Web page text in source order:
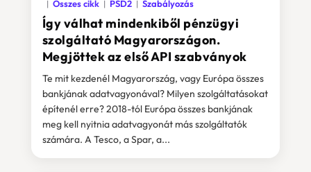
Így válhat mindenkiből pénzügyi
szolgáltató Magyarországon.
Megjöttek az első API szabványok
Összes cikk
PSD2 Szabályozás
Te mit kezdenél Magyarország, vagy Európa összes
bankjának adatvagyonával? Milyen szolgáltatásokat
építenél erre? 2018-tól Európa összes bankjának
meg kell nyitnia adatvagyonát más szolgáltatók
számára. A Tesco, a Spar, a...